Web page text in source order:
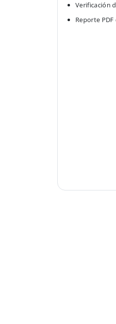
Verificación
Reporte